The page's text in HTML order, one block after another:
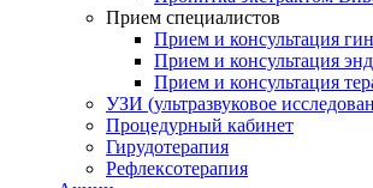
Прием специалистов
Прием и консультация
Прием и консультация
Прием и консультация
УЗИ (ультразвуковое
Процедурный кабинет
Гирудотерапия
Рефлексотерапия